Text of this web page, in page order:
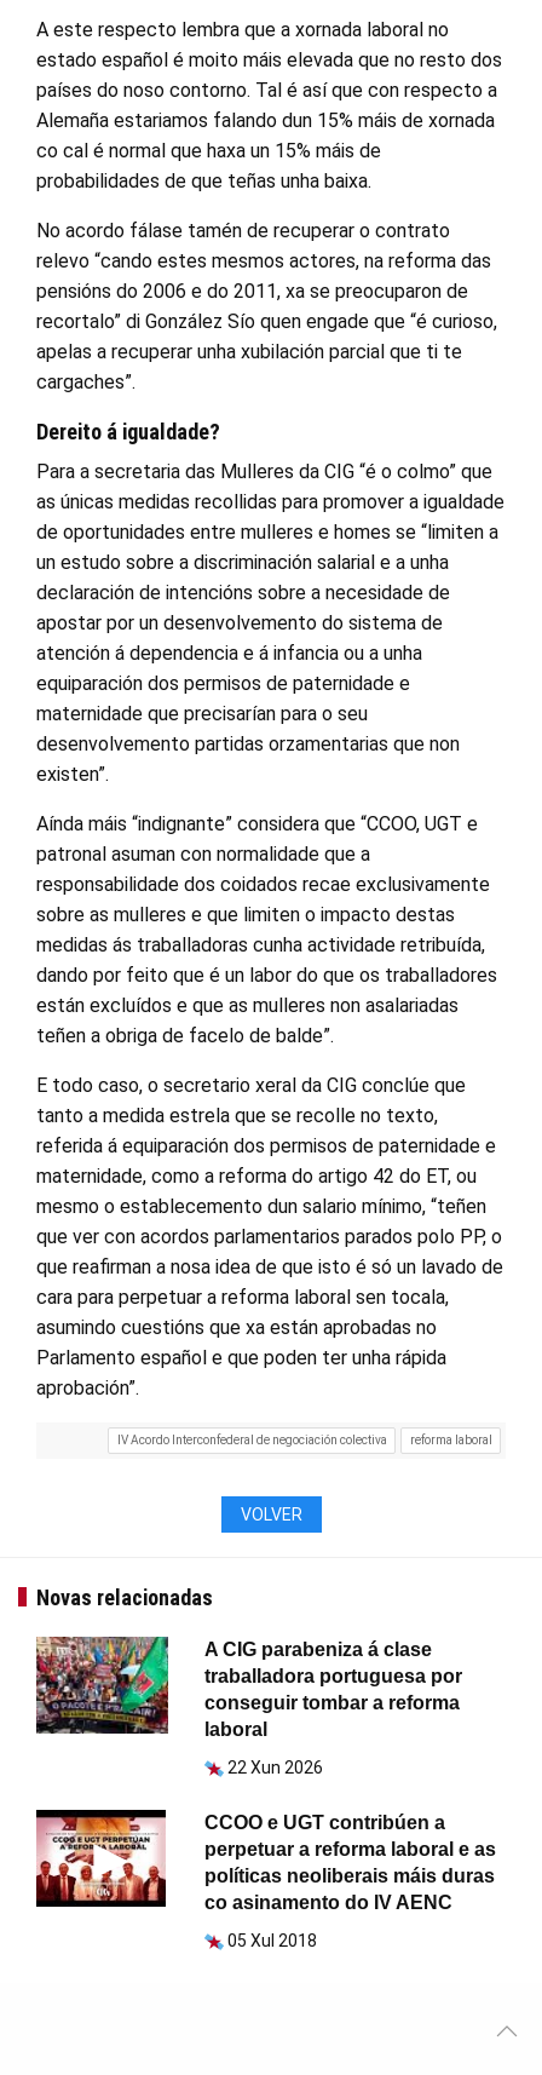
A este respecto lembra que a xornada laboral no
estado español é moito máis elevada que no resto dos
países do noso contorno. Tal é así que con respecto a
Alemaña estariamos falando dun 15% máis de xornada
co cal é normal que haxa un 15% máis de
probabilidades de que teñas unha baixa.
No acordo fálase tamén de recuperar o contrato
relevo “cando estes mesmos actores, na reforma das
pensións do 2006 e do 2011, xa se preocuparon de
recortalo” di González Sío quen engade que “é curioso,
apelas a recuperar unha xubilación parcial que ti te
cargaches”.
Dereito á igualdade?
Para a secretaria das Mulleres da CIG “é o colmo” que
as únicas medidas recollidas para promover a igualdade
de oportunidades entre mulleres e homes se “limiten a
un estudo sobre a discriminación salarial e a unha
declaración de intencións sobre a necesidade de
apostar por un desenvolvemento do sistema de
atención á dependencia e á infancia ou a unha
equiparación dos permisos de paternidade e
maternidade que precisarían para o seu
desenvolvemento partidas orzamentarias que non
existen”.
Aínda máis “indignante” considera que “CCOO, UGT e
patronal asuman con normalidade que a
responsabilidade dos coidados recae exclusivamente
sobre as mulleres e que limiten o impacto destas
medidas ás traballadoras cunha actividade retribuída,
dando por feito que é un labor do que os traballadores
están excluídos e que as mulleres non asalariadas
teñen a obriga de facelo de balde”.
E todo caso, o secretario xeral da CIG conclúe que
tanto a medida estrela que se recolle no texto,
referida á equiparación dos permisos de paternidade e
maternidade, como a reforma do artigo 42 do ET, ou
mesmo o establecemento dun salario mínimo, “teñen
que ver con acordos parlamentarios parados polo PP, o
que reafirman a nosa idea de que isto é só un lavado de
cara para perpetuar a reforma laboral sen tocala,
asumindo cuestións que xa están aprobadas no
Parlamento español e que poden ter unha rápida
aprobación”.
IV Acordo Interconfederal de negociación colectiva reforma laboral
VOLVER
Novas relacionadas
A CIG parabeniza á clase
traballadora portuguesa por
conseguir tombar a reforma
laboral
22 Xun 2026
CCOO e UGT contribúen a
perpetuar a reforma laboral e as
políticas neoliberais máis duras
co asinamento do IV AENC
05 Xul 2018